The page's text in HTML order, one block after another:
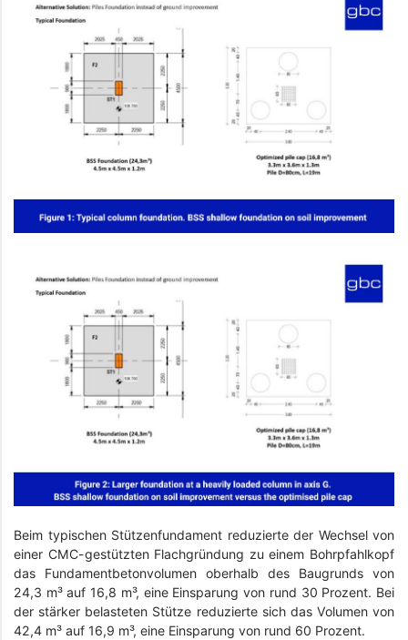
Beim typischen Stützenfundament reduzierte der Wechsel von
einer CMC-gestützten Flachgründung zu einem Bohrpfahlkopf
das Fundamentbetonvolumen oberhalb des Baugrunds von
24,3 m³ auf 16,8 m³, eine Einsparung von rund 30 Prozent. Bei
der stärker belasteten Stütze reduzierte sich das Volumen von
42,4 m³ auf 16,9 m³, eine Einsparung von rund 60 Prozent.